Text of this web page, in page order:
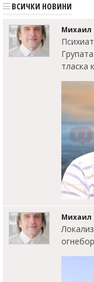
ВСИЧКИ НОВИНИ
тласка